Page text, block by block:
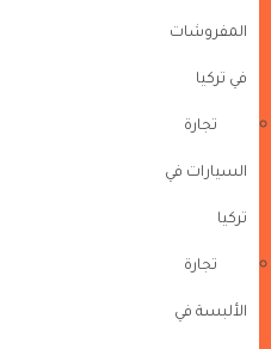
المفروشات
في تركيا
تجارة
السيارات في
تركيا
تجارة
الألبسة في